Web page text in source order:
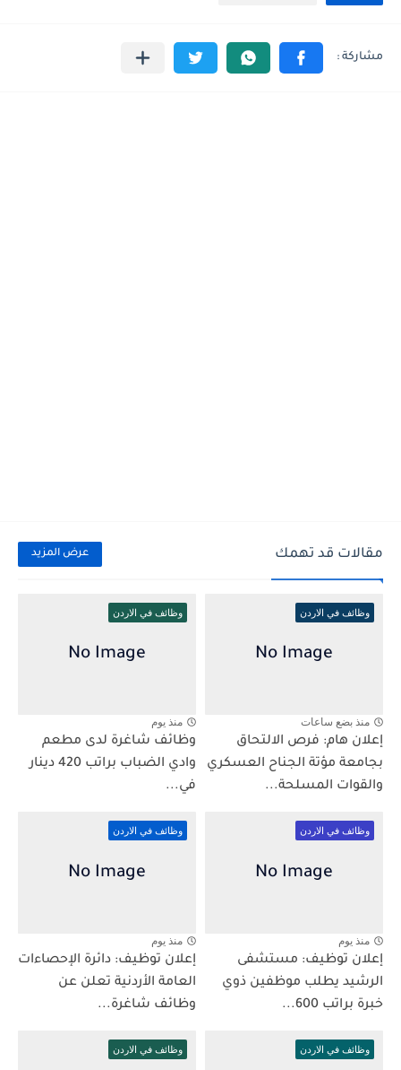
مقالات قد تهمك عرض المزيد
وظائف في الاردن
منذ بضع ساعات
إعلان هام: فرص الالتحاق
بجامعة مؤتة الجناح العسكري
والقوات المسلحة...
وظائف في الاردن
منذ يوم
وظائف شاغرة لدى مطعم
وادي الضباب براتب 420 دينار
في...
وظائف في الاردن
منذ يوم
إعلان توظيف: مستشفى
الرشيد يطلب موظفين ذوي
خبرة براتب 600...
وظائف في الاردن
منذ يوم
إعلان توظيف: دائرة الإحصاءات
العامة الأردنية تعلن عن
وظائف شاغرة...
وظائف في الاردن وظائف في الاردن